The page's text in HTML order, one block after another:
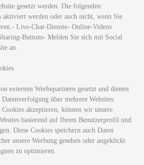
gesetzt werden. Die folgenden
aktiviert werden oder auch nicht, wenn Sie
Live-Chat-Dienste- Online-Videos
Buttons- Melden Sie sich mit Social
an.
externen Werbepartnern gesetzt und dienen
über mehrere Websites
akzeptieren, können wir unsere
basierend auf Ihrem Benutzerprofil und
Diese Cookies speichern auch Daten
unsere Werbung gesehen oder angeklickt
zu optimieren.